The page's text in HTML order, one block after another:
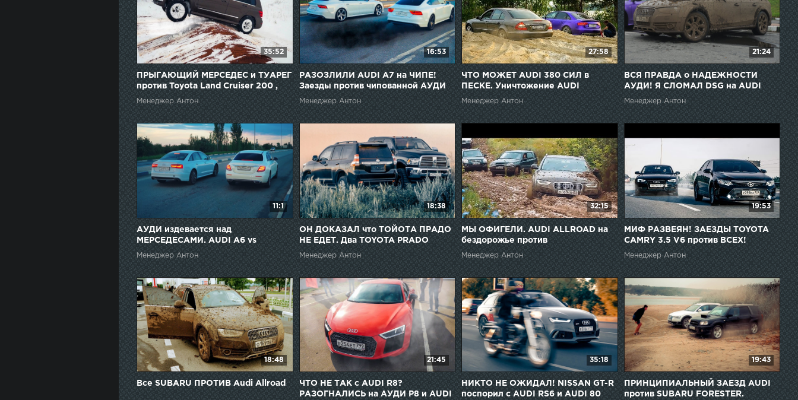
35:52
ПРЫГАЮЩИЙ МЕРСЕДЕС и ТУАРЕГ
против Toyota Land Cruiser 200 ,
Prado , Touareg , Mercedes GLK
OFFROAD
Менеджер Антон
16:53
РАЗОЗЛИЛИ AUDI A7 на ЧИПЕ!
Заезды против чипованной АУДИ
Менеджер Антон
27:58
ЧТО МОЖЕТ AUDI 380 СИЛ в
ПЕСКЕ. Уничтожение AUDI
ALLROAD в ОФФРОАД + SUBARU ,
AUDI A4 и AUDI Q5
Менеджер Антон
21:24
ВСЯ ПРАВДА о НАДЕЖНОСТИ
АУДИ! Я СЛОМАЛ DSG на AUDI
ALLROAD.
Менеджер Антон
11:1
АУДИ издевается над
МЕРСЕДЕСАМИ. AUDI A6 vs
Mercedes E-class vs Mercedes GLE
Менеджер Антон
18:38
ОН ДОКАЗАЛ что ТОЙОТА ПРАДО
НЕ ЕДЕТ. Два TOYOTA PRADO
против DODGE RAM 6.7л и AUDI
ALLROAD
Менеджер Антон
32:15
МЫ ОФИГЕЛИ. AUDI ALLROAD на
бездорожье против
ВНЕДОРОЖНИКОВ.
Менеджер Антон
19:53
МИФ РАЗВЕЯН! ЗАЕЗДЫ TOYOTA
CAMRY 3.5 V6 против ВСЕХ!
Менеджер Антон
18:48
Все SUBARU ПРОТИВ Audi Allroad
21:45
ЧТО НЕ ТАК c AUDI R8?
РАЗОГНАЛИСЬ на АУДИ Р8 и AUDI
35:18
НИКТО НЕ ОЖИДАЛ! NISSAN GT-R
поспорил с AUDI RS6 и AUDI 80
19:43
ПРИНЦИПИАЛЬНЫЙ ЗАЕЗД AUDI
против SUBARU FORESTER.